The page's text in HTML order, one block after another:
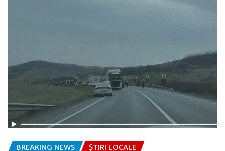
BREAKING NEWS ȘTIRI LOCALE